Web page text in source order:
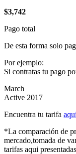
$3,742
Pago total
De esta forma solo
Por ejemplo:
Si contratas tu pago
March
Active 2017
Encuentra tu tarifa aqui
*La comparación de
mercado,tomada de
tarifas aqui